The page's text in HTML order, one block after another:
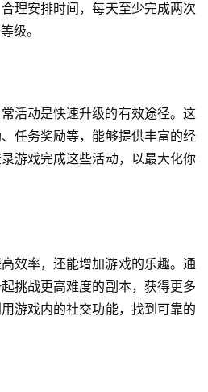
理安排时间，每天至少完成两次
级。
活动是快速升级的有效途径。这
任务奖励等，能够提供丰富的经
游戏完成这些活动，以最大化你
效率，还能增加游戏的乐趣。通
挑战更高难度的副本，获得更多
游戏内的社交功能，找到可靠的